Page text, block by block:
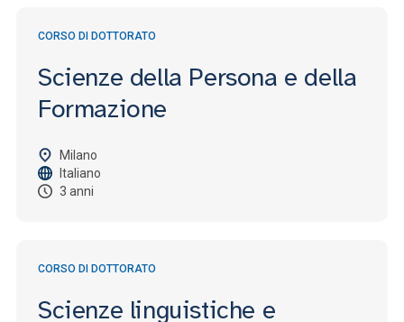
CORSO DI DOTTORATO
Scienze della Persona e della
Formazione
Milano
Italiano
3 anni
CORSO DI DOTTORATO
Scienze linguistiche e